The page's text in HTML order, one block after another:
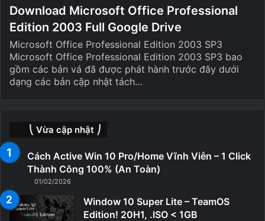
Download Microsoft Office Professional
Edition 2003 Full Google Drive
Microsoft Office Professional Edition 2003 SP3
Microsoft Office Professional Edition 2003 SP3 bao
gồm các bản vá đã được phát hành trước đây dưới
dạng các bản cập nhật tách…
⎝ Vừa cập nhật ⎠
Cách Active Win 10 Pro/Home Vĩnh Viễn – 1 Click
Thành Công 100% (An Toàn)
01/02/2026
Window 10 Super Lite – TeamOS
Edition! 20H1, .ISO < 1GB